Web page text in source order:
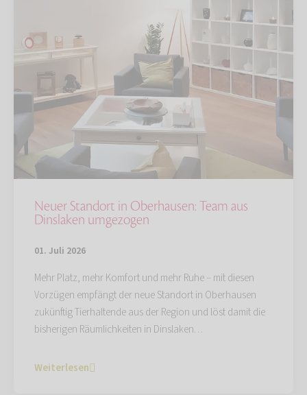
Neuer Standort in Oberhausen: Team aus
Dinslaken umgezogen
01. Juli 2026
Mehr Platz, mehr Komfort und mehr Ruhe – mit diesen
Vorzügen empfängt der neue Standort in Oberhausen
zukünftig Tierhaltende aus der Region und löst damit die
bisherigen Räumlichkeiten in Dinslaken…
Weiterlesen